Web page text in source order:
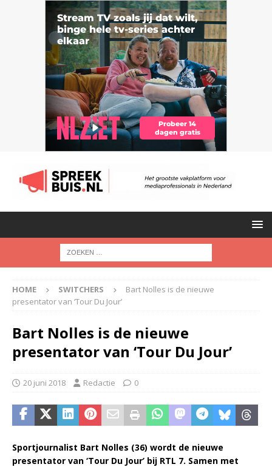
HOME SWITCHERS
Bart Nolles is de nieuwe
presentator van ‘Tour Du Jour’
Bart Nolles is de nieuwe
presentator van ‘Tour Du Jour’
20 juni 2018 Redactie 0
Sportjournalist Bart Nolles (36) wordt de nieuwe
presentator van ‘Tour Du Jour’ bij RTL 7. Samen met